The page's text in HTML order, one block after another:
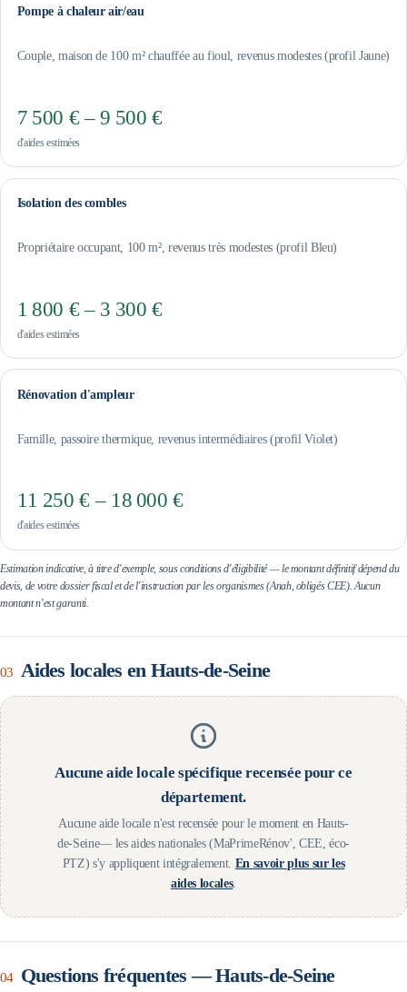
Pompe à chaleur air/eau
Couple, maison de 100 m² chauffée au fioul, revenus modestes (profil Jaune)
7 500 € – 9 500 €
d'aides estimées
Isolation des combles
Propriétaire occupant, 100 m², revenus très modestes (profil Bleu)
1 800 € – 3 300 €
d'aides estimées
Rénovation d'ampleur
Famille, passoire thermique, revenus intermédiaires (profil Violet)
11 250 € – 18 000 €
d'aides estimées
Estimation indicative, à titre d'exemple, sous conditions d'éligibilité — le montant définitif dépend du
devis, de votre dossier fiscal et de l'instruction par les organismes (Anah, obligés CEE). Aucun
montant n'est garanti.
03 Aides locales en Hauts-de-Seine
Aucune aide locale spécifique recensée pour ce
département.
Aucune aide locale n'est recensée pour le moment en Hauts-
de-Seine— les aides nationales (MaPrimeRénov', CEE, éco-
PTZ) s'y appliquent intégralement. En savoir plus sur les
aides locales.
04 Questions fréquentes —Hauts-de-Seine